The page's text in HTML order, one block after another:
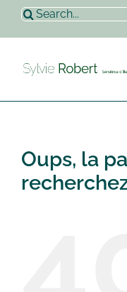
Passer
contenu
Rechercher:
Sylvie Robert
Oups, la